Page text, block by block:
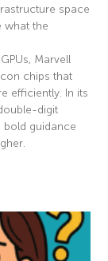
space
what the
Marvell
chips that
efficiently. In its
digit
bold guidance